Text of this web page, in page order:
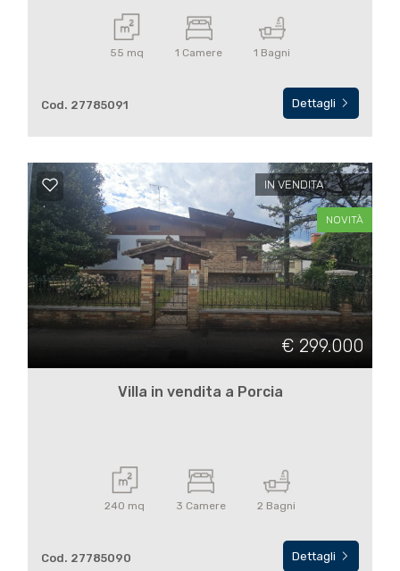
55 mq 1 Camere 1 Bagni
Cod. 27785091 Dettagli
IN VENDITA
NOVITÀ
€ 299.000
Villa in vendita a Porcia
240 mq 3 Camere 2 Bagni
Cod. 27785090 Dettagli
4
5
5+
minimi